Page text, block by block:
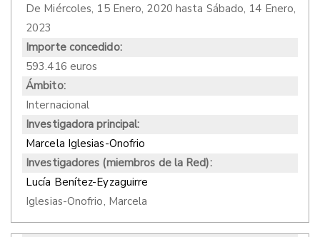
De Miércoles, 15 Enero, 2020 hasta Sábado, 14 Enero,
2023
Importe concedido:
593.416 euros
Ámbito:
Internacional
Investigadora principal:
Marcela Iglesias-Onofrio
Investigadores (miembros de la Red):
Lucía Benítez-Eyzaguirre
Iglesias-Onofrio, Marcela